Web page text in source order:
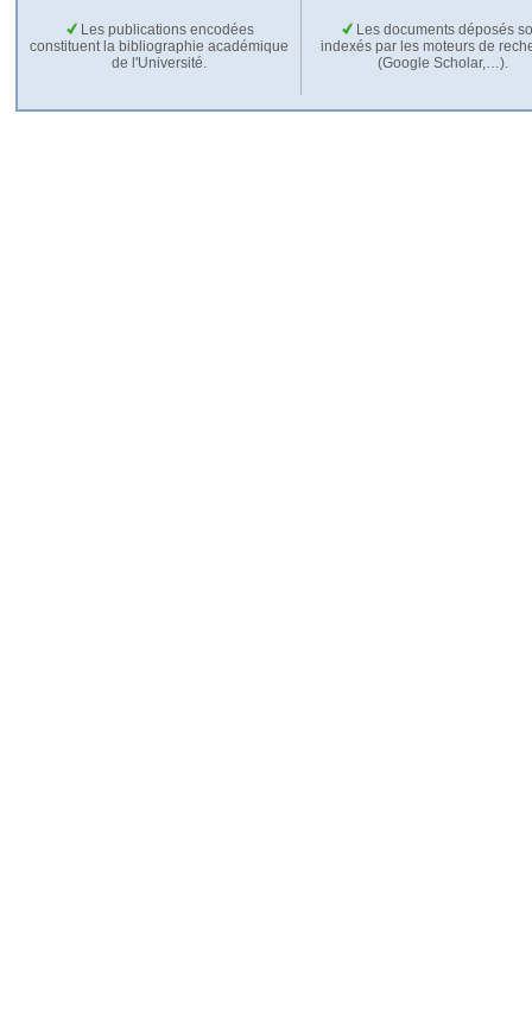
Les publications encodées
constituent la bibliographie académique
de l'Université.
Les documents déposés
indexés par les moteurs de
(Google Scholar,…).